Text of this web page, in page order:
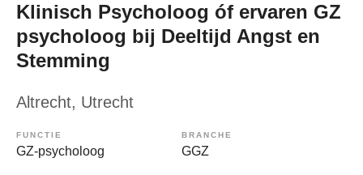
Klinisch Psycholoog óf ervaren GZ
psycholoog bij Deeltijd Angst en
Stemming
Altrecht, Utrecht
FUNCTIE
GZ-psycholoog
BRANCHE
GGZ